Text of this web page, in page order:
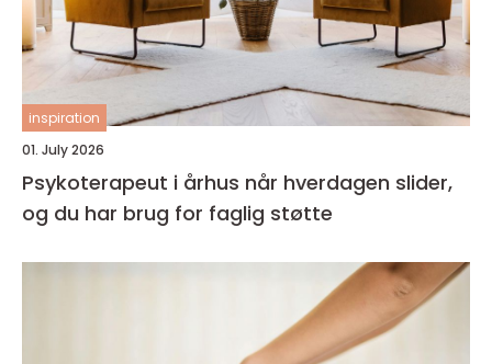
inspiration
01. July 2026
Psykoterapeut i århus når hverdagen slider,
og du har brug for faglig støtte